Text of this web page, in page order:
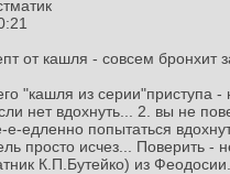
от кашля - совсем бронхит
"кашля из серии"приступа
нет вдохнуть... 2. вы не
едленно попытаться
просто исчез... Поверить
К.П.Бутейко) из Феодосии.